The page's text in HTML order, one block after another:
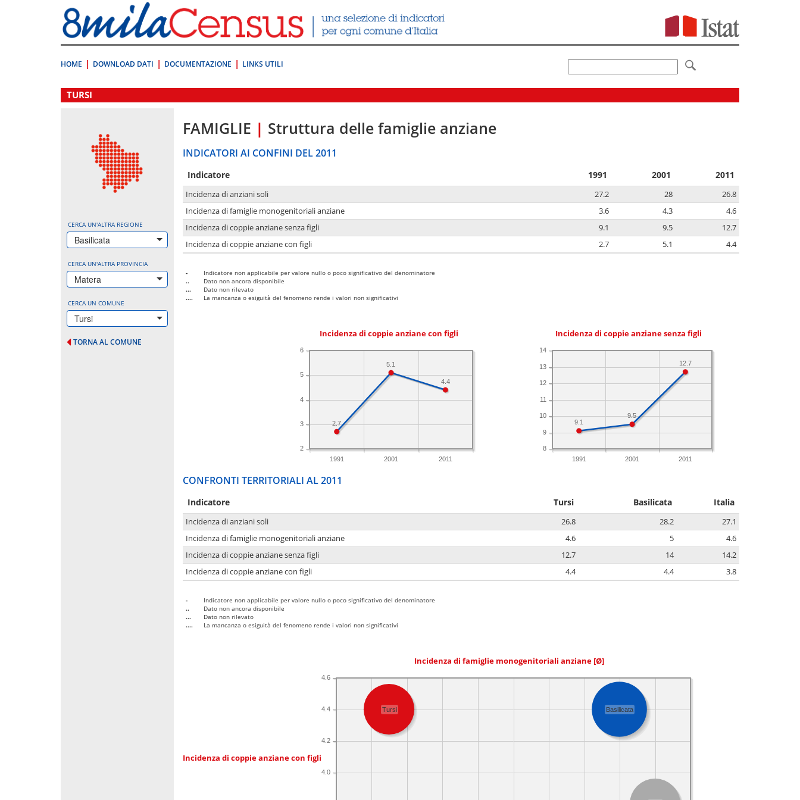
direttamente
a:
Contenuto
HOME DOWNLOAD DATI DOCUMENTAZIONE LINKS UTILI
.
TURSI
CERCA UN'ALTRA REGIONE
Basilicata
CERCA UN'ALTRA PROVINCIA
Matera
CERCA UN COMUNE
Tursi
TORNA AL COMUNE
FAMIGLIE | Struttura delle famiglie anziane
INDICATORI AI CONFINI DEL 2011
Indicatore 1991 2001 2011
Incidenza di anziani soli 27.2 28
26.8
Incidenza di famiglie monogenitoriali anziane
3.6 4.3
4.6
Incidenza di coppie anziane senza figli
9.1 9.5
12.7
Incidenza di coppie anziane con figli
2.7 5.1 4.4
-
Indicatore non applicabile per valore nullo o poco significativo del denominatore
..
Dato non ancora disponibile
...
Dato non rilevato
....
La mancanza o esiguità del fenomeno rende i valori non significativi
Incidenza di coppie anziane con figli
1991 2001 2011
2
3
4
5
6
4.4
5.1
2.7
Incidenza di coppie anziane senza figli
1991 2001 2011
8
9
10
11
12
13
14
12.7
9.5
9.1
CONFRONTI TERRITORIALI AL 2011
Indicatore Tursi Basilicata Italia
Incidenza di anziani soli 26.8 28.2
27.1
Incidenza di famiglie monogenitoriali anziane
4.6 5
4.6
Incidenza di coppie anziane senza figli
12.7 14
14.2
Incidenza di coppie anziane con figli
4.4 4.4 3.8
-
Indicatore non applicabile per valore nullo o poco significativo del denominatore
..
Dato non ancora disponibile
...
Dato non rilevato
....
La mancanza o esiguità del fenomeno rende i valori non significativi
Incidenza di famiglie monogenitoriali anziane [Ø]
Incidenza di coppie anziane con figli
4.0
4.2
4.4
4.6
Basilicata
Tursi